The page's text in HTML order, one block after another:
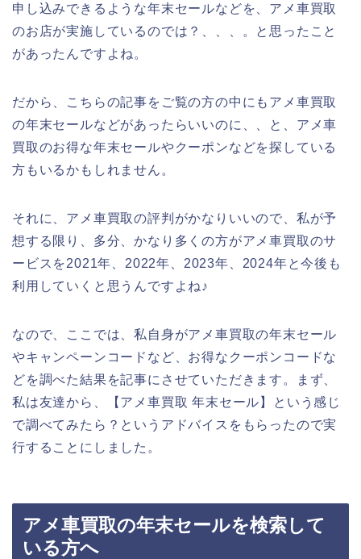
申し込みできるような年末セールなどを、アメ車買取
のお店が実施しているのでは？、、、。と思ったこと
があったんですよね。
だから、こちらの記事をご覧の方の中にもアメ車買取
の年末セールなどがあったらいいのに、、と、アメ車
買取のお得な年末セールやクーポンなどを探している
方もいるかもしれません。
それに、アメ車買取の評判がかなりいいので、私が予
想する限り、多分、かなり多くの方がアメ車買取のサ
ービスを2021年、2022年、2023年、2024年と今後も
利用していくと思うんですよね♪
なので、ここでは、私自身がアメ車買取の年末セール
やキャンペーンコードなど、お得なクーポンコードな
どを調べた結果を記事にさせていただきます。まず、
私は友達から、【アメ車買取 年末セール】という感じ
で調べてみたら？というアドバイスをもらったので実
行することにしました。
アメ車買取の年末セールを検索して
いる方へ